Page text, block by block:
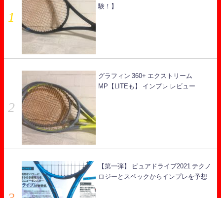
験！】
グラフィン 360+ エクストリーム
MP【LITEも】 インプレ レビュー
【第一弾】 ピュアドライブ2021 テクノ
ロジーとスペックからインプレを予想